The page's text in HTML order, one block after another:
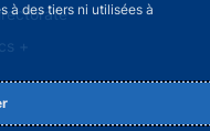
à des tiers ni utilisées à
+